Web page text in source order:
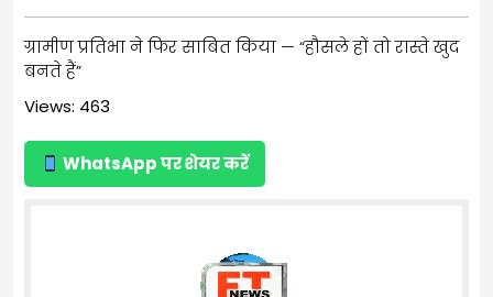
ग्रामीण प्रतिभा ने फिर साबित किया — “हौसले हों तो रास्ते खुद
बनते हैं”
Views: 463
WhatsApp पर शेयर करें